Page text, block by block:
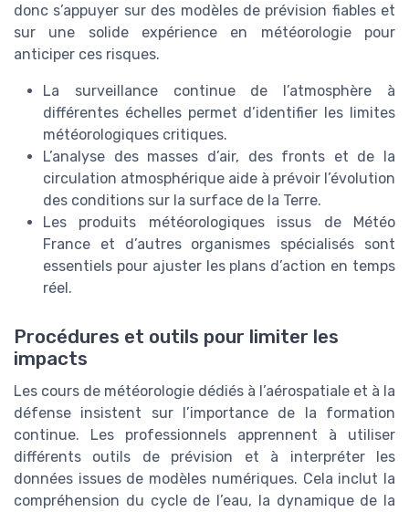
donc s’appuyer sur des modèles de prévision fiables et
sur une solide expérience en météorologie pour
anticiper ces risques.
La surveillance continue de l’atmosphère à
différentes échelles permet d’identifier les limites
météorologiques critiques.
L’analyse des masses d’air, des fronts et de la
circulation atmosphérique aide à prévoir l’évolution
des conditions sur la surface de la Terre.
Les produits météorologiques issus de Météo
France et d’autres organismes spécialisés sont
essentiels pour ajuster les plans d’action en temps
réel.
Procédures et outils pour limiter les
impacts
Les cours de météorologie dédiés à l’aérospatiale et à la
défense insistent sur l’importance de la formation
continue. Les professionnels apprennent à utiliser
différents outils de prévision et à interpréter les
données issues de modèles numériques. Cela inclut la
compréhension du cycle de l’eau, la dynamique de la